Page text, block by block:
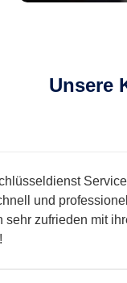
Unsere
Service
und professionell.
zufrieden mit